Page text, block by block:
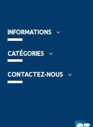
INFORMATIONS
CATÉGORIES
CONTACTEZ-NOUS